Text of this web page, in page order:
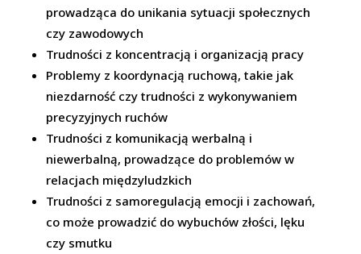
prowadząca do unikania sytuacji społecznych
czy zawodowych
Trudności z koncentracją i organizacją pracy
Problemy z koordynacją ruchową, takie jak
niezdarność czy trudności z wykonywaniem
precyzyjnych ruchów
Trudności z komunikacją werbalną i
niewerbalną, prowadzące do problemów w
relacjach międzyludzkich
Trudności z samoregulacją emocji i zachowań,
co może prowadzić do wybuchów złości, lęku
czy smutku